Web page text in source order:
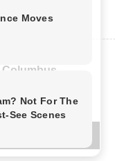
Columbus